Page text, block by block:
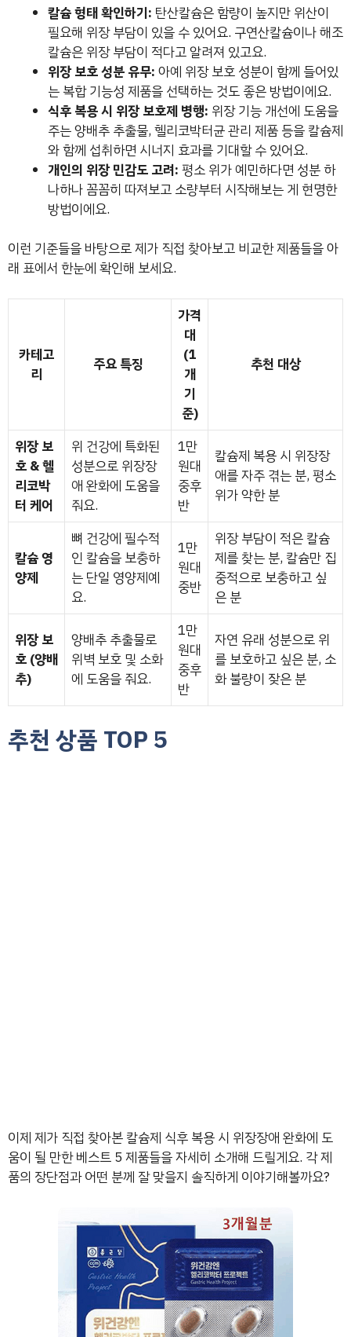
칼슘 형태 확인하기: 탄산칼슘은 함량이 높지만 위산이
필요해 위장 부담이 있을 수 있어요. 구연산칼슘이나 해조
칼슘은 위장 부담이 적다고 알려져 있고요.
위장 보호 성분 유무: 아예 위장 보호 성분이 함께 들어있
는 복합 기능성 제품을 선택하는 것도 좋은 방법이에요.
식후 복용 시 위장 보호제 병행: 위장 기능 개선에 도움을
주는 양배추 추출물, 헬리코박터균 관리 제품 등을 칼슘제
와 함께 섭취하면 시너지 효과를 기대할 수 있어요.
개인의 위장 민감도 고려: 평소 위가 예민하다면 성분 하
나하나 꼼꼼히 따져보고 소량부터 시작해보는 게 현명한
방법이에요.
이런 기준들을 바탕으로 제가 직접 찾아보고 비교한 제품들을 아
래 표에서 한눈에 확인해 보세요.
카테고
리
주요 특징
가격
대
(1
개
기
준)
추천 대상
위장 보
호 & 헬
리코박
터 케어
위 건강에 특화된
성분으로 위장장
애 완화에 도움을
줘요.
1만
원대
중후
반
칼슘제 복용 시 위장장
애를 자주 겪는 분, 평소
위가 약한 분
칼슘 영
양제
뼈 건강에 필수적
인 칼슘을 보충하
는 단일 영양제예
요.
1만
원대
중반
위장 부담이 적은 칼슘
제를 찾는 분, 칼슘만 집
중적으로 보충하고 싶
은 분
위장 보
호 (양배
추)
양배추 추출물로
위벽 보호 및 소화
에 도움을 줘요.
1만
원대
중후
반
자연 유래 성분으로 위
를 보호하고 싶은 분, 소
화 불량이 잦은 분
추천 상품 TOP 5
이제 제가 직접 찾아본 칼슘제 식후 복용 시 위장장애 완화에 도
움이 될 만한 베스트 5 제품들을 자세히 소개해 드릴게요. 각 제
품의 장단점과 어떤 분께 잘 맞을지 솔직하게 이야기해볼까요?